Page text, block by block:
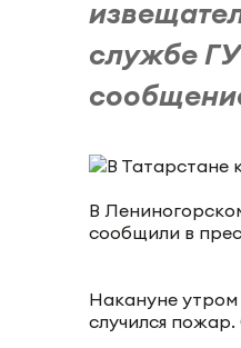
службе
В
сообщили в
Накануне
случился